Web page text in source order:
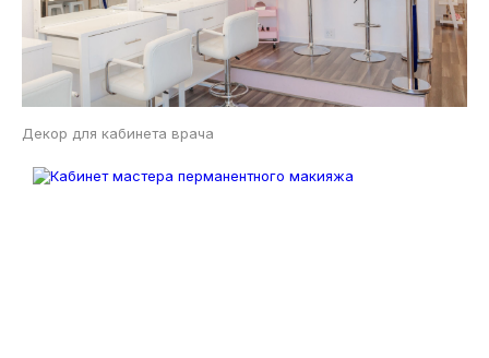
Декор для кабинета врача